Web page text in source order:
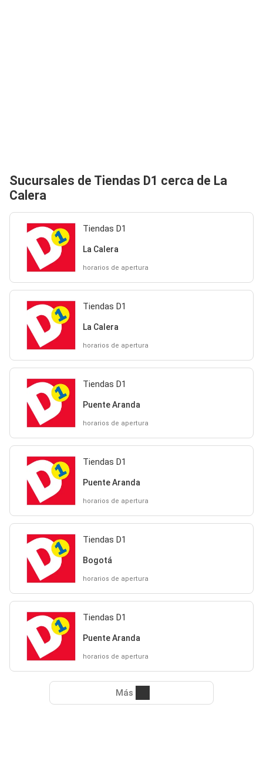
Sucursales de Tiendas D1 cerca de La
Calera
Tiendas D1
La Calera
horarios de apertura
Tiendas D1
La Calera
horarios de apertura
Tiendas D1
Puente Aranda
horarios de apertura
Tiendas D1
Puente Aranda
horarios de apertura
Tiendas D1
Bogotá
horarios de apertura
Tiendas D1
Puente Aranda
horarios de apertura
Más